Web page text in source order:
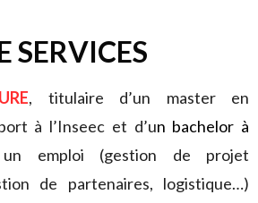
SERVICES
, titulaire d’un master en
à l’Inseec et d’un bachelor à
emploi (gestion de projet
de partenaires, logistique…)